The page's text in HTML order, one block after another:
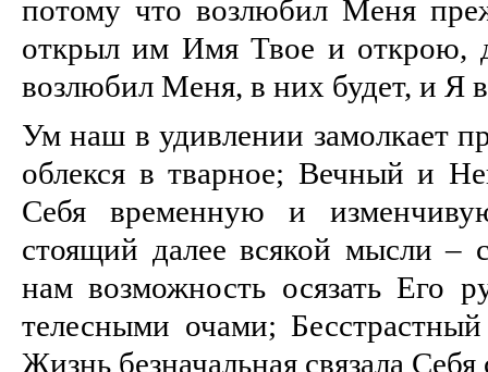
потому что возлюбил Меня
открыл им Имя Твое и открою,
возлюбил Меня, в них будет, и Я
Ум наш в удивлении замолкает
облекся в тварное; Вечный и
Себя временную и
стоящий далее всякой мысли –
нам возможность осязать Его
телесными очами;
Жизнь безначальная связала